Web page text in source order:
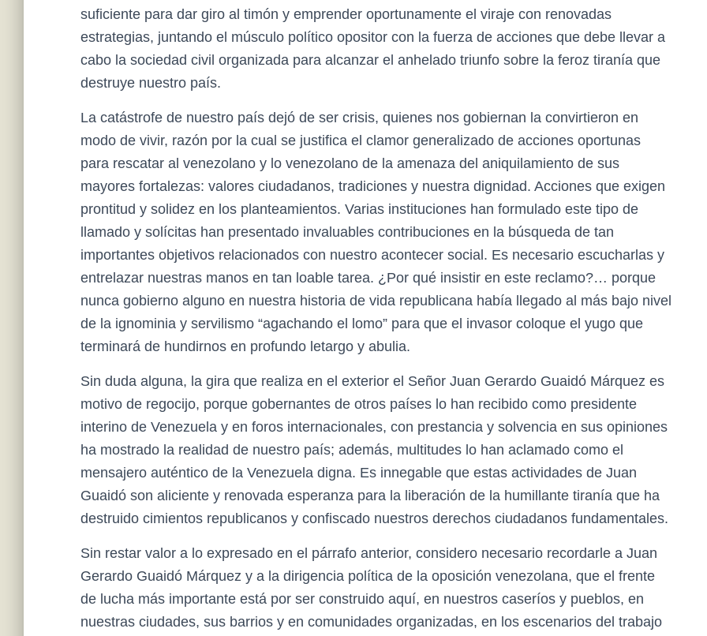
suficiente para dar giro al timón y emprender oportunamente el viraje con renovadas
estrategias, juntando el músculo político opositor con la fuerza de acciones que debe llevar a
cabo la sociedad civil organizada para alcanzar el anhelado triunfo sobre la feroz tiranía que
destruye nuestro país.
La catástrofe de nuestro país dejó de ser crisis, quienes nos gobiernan la convirtieron en
modo de vivir, razón por la cual se justifica el clamor generalizado de acciones oportunas
para rescatar al venezolano y lo venezolano de la amenaza del aniquilamiento de sus
mayores fortalezas: valores ciudadanos, tradiciones y nuestra dignidad. Acciones que exigen
prontitud y solidez en los planteamientos. Varias instituciones han formulado este tipo de
llamado y solícitas han presentado invaluables contribuciones en la búsqueda de tan
importantes objetivos relacionados con nuestro acontecer social. Es necesario escucharlas y
entrelazar nuestras manos en tan loable tarea. ¿Por qué insistir en este reclamo?… porque
nunca gobierno alguno en nuestra historia de vida republicana había llegado al más bajo nivel
de la ignominia y servilismo “agachando el lomo” para que el invasor coloque el yugo que
terminará de hundirnos en profundo letargo y abulia.
Sin duda alguna, la gira que realiza en el exterior el Señor Juan Gerardo Guaidó Márquez es
motivo de regocijo, porque gobernantes de otros países lo han recibido como presidente
interino de Venezuela y en foros internacionales, con prestancia y solvencia en sus opiniones
ha mostrado la realidad de nuestro país; además, multitudes lo han aclamado como el
mensajero auténtico de la Venezuela digna. Es innegable que estas actividades de Juan
Guaidó son aliciente y renovada esperanza para la liberación de la humillante tiranía que ha
destruido cimientos republicanos y confiscado nuestros derechos ciudadanos fundamentales.
Sin restar valor a lo expresado en el párrafo anterior, considero necesario recordarle a Juan
Gerardo Guaidó Márquez y a la dirigencia política de la oposición venezolana, que el frente
de lucha más importante está por ser construido aquí, en nuestros caseríos y pueblos, en
nuestras ciudades, sus barrios y en comunidades organizadas, en los escenarios del trabajo